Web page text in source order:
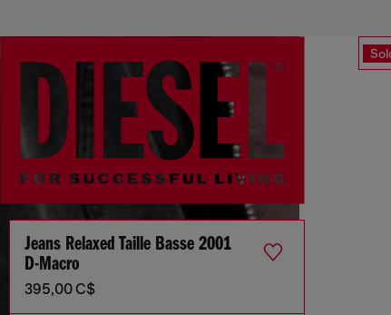
Jeans Relaxed Taille Basse 2001
D-Macro
395,00 C$